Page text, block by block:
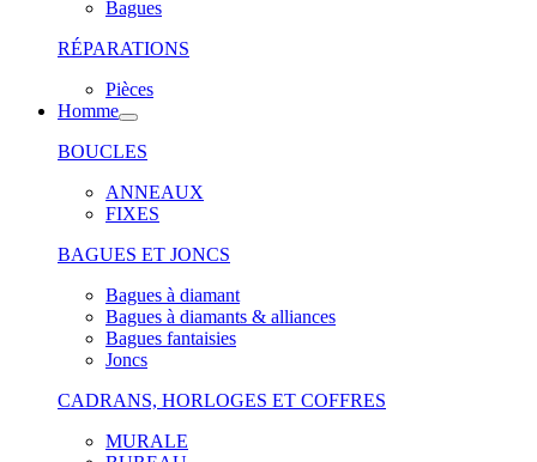
Bagues
RÉPARATIONS
Pièces
Homme
BOUCLES
ANNEAUX
FIXES
BAGUES ET JONCS
Bagues à diamant
Bagues à diamants & alliances
Bagues fantaisies
Joncs
CADRANS, HORLOGES ET COFFRES
MURALE